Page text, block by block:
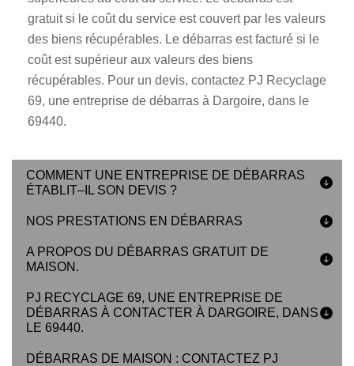
gratuit si le coût du service est couvert par les valeurs
des biens récupérables. Le débarras est facturé si le
coût est supérieur aux valeurs des biens
récupérables. Pour un devis, contactez PJ Recyclage
69, une entreprise de débarras à Dargoire, dans le
69440.
COMMENT UNE ENTREPRISE DE DÉBARRAS
ÉTABLIT–IL SON DEVIS ?
NOS PRESTATIONS EN DÉBARRAS
A PROPOS DU DÉBARRAS GRATUIT DE
MAISON.
PJ RECYCLAGE 69, UNE ENTREPRISE DE
DÉBARRAS À CONTACTER À DARGOIRE, DANS
LE 69440.
DÉBARRAS DE MAISON : CONTACTEZ PJ